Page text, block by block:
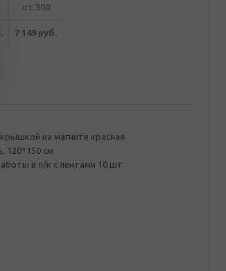
от 300
7 149 руб.
на магните красная
120*150 см
в п/к с лентами 10 шт